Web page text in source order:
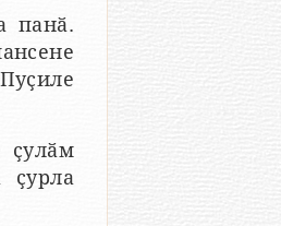
панӑ.
ҫулӑм